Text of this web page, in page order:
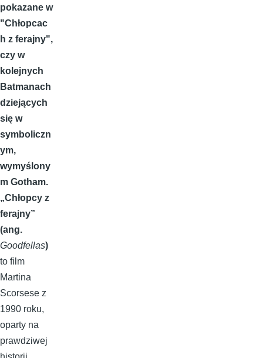
pokazane w
"Chłopcac
h z ferajny",
czy w
kolejnych
Batmanach
dziejących
się w
symboliczn
ym,
wymyślony
m Gotham.
„Chłopcy z
ferajny”
(ang.
Goodfellas)
to film
Martina
Scorsese z
1990 roku,
oparty na
prawdziwej